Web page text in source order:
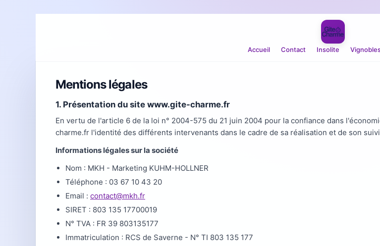
Accueil Contact Insolite
Mentions légales
1. Présentation du site www.gite-charme.fr
En vertu de l'article 6 de la loi n° 2004-575 du 21 juin 2004 pour la confiance dans
charme.fr l'identité des différents intervenants dans le cadre de sa réalisation et de son
Informations légales sur la société
Nom : MKH - Marketing KUHM-HOLLNER
Téléphone : 03 67 10 43 20
Email : contact@mkh.fr
SIRET : 803 135 17700019
N° TVA : FR 39 803135177
Immatriculation : RCS de Saverne - N° TI 803 135 177